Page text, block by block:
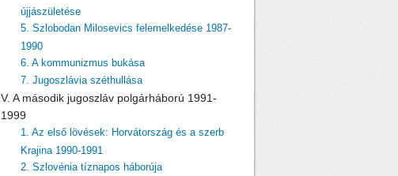
újjászületése
5. Szlobodan Milosevics felemelkedése 1987-
1990
6. A kommunizmus bukása
7. Jugoszlávia széthullása
V. A második jugoszláv polgárháború 1991-
1999
1. Az első lövések: Horvátország és a szerb
Krajina 1990-1991
2. Szlovénia tíznapos háborúja